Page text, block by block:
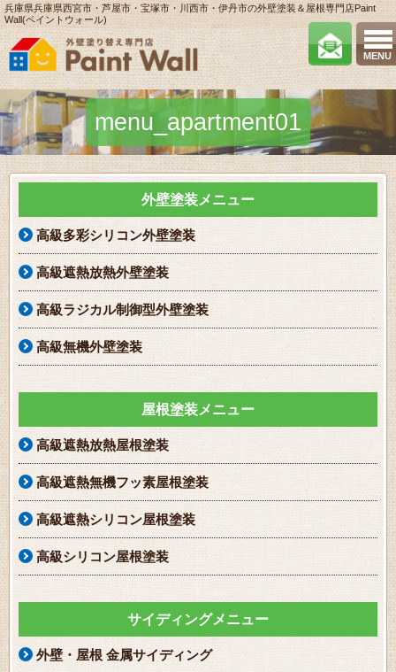
MENU
兵庫県兵庫県西宮市・芦屋市・宝塚市・川西市・伊丹市の外壁塗装＆屋根専門店Paint
Wall(ペイントウォール)
menu_apartment01
外壁塗装メニュー
高級多彩シリコン外壁塗装
高級遮熱放熱外壁塗装
高級ラジカル制御型外壁塗装
高級無機外壁塗装
屋根塗装メニュー
高級遮熱放熱屋根塗装
高級遮熱無機フッ素屋根塗装
高級遮熱シリコン屋根塗装
高級シリコン屋根塗装
サイディングメニュー
外壁・屋根 金属サイディング